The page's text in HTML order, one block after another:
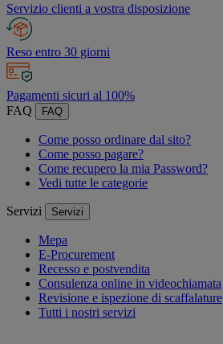
Servizio clienti a vostra disposizione
Reso entro 30 giorni
Pagamenti sicuri al 100%
FAQ
FAQ
Come posso ordinare dal sito?
Come posso pagare?
Come recupero la mia Password?
Vedi tutte le categorie
Servizi Servizi
Mepa
E-Procurement
Recesso e postvendita
Consulenza online in videochiamata
Revisione e ispezione di scaffalature
Tutti i nostri servizi